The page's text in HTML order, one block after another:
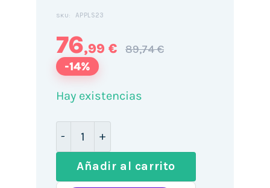
SKU: APPLS23
76,99 € 89,74 €
-14%
Hay existencias
Añadir al carrito